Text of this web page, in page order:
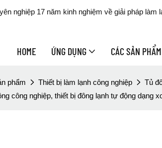
nghiệp 17 năm kinh nghiệm về giải pháp làm
HOME ỨNG DỤNG CÁC SẢN PHẨM
phẩm Thiết bị làm lạnh công nghiệp
Tủ
công nghiệp, thiết bị đông lạnh tự động dạng